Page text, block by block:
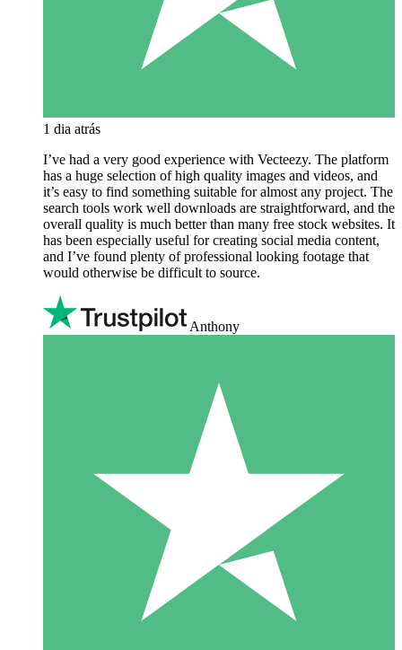
1 dia atrás
I’ve had a very good experience with Vecteezy. The platform
has a huge selection of high quality images and videos, and
it’s easy to find something suitable for almost any project. The
search tools work well downloads are straightforward, and the
overall quality is much better than many free stock websites. It
has been especially useful for creating social media content,
and I’ve found plenty of professional looking footage that
would otherwise be difficult to source.
Anthony